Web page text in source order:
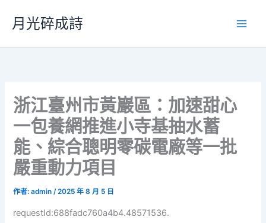
要
月光碎成詩
浙江臺州市黃巖區：加速甜心
一包養網推進小寺基抽水蓄
能、綜合聰明零碳電廠等一批
嚴重動力項目
作者:admin/2025 年 8 月 5 日
requestId:688fadc760a4b4.48571536.